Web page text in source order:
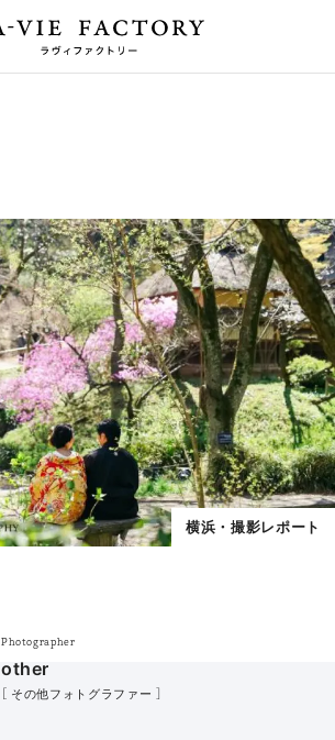
横浜・撮影レポート
Photographer
other
［ その他フォトグラファー ］